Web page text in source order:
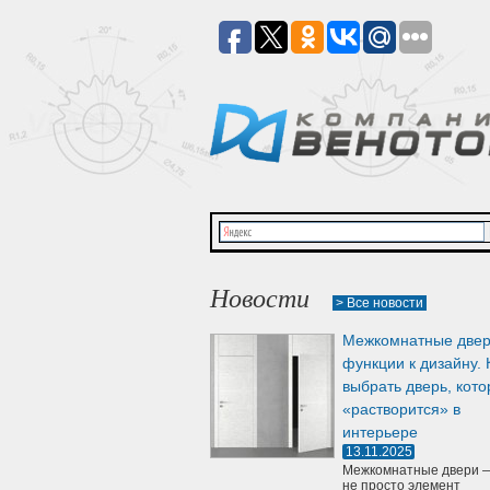
Новости > Все новости
Межкомнатные
функции к дизайну.
выбрать дверь,
«растворится» в
интерьере
13.11.2025
Межкомнатные двери
не просто элемент